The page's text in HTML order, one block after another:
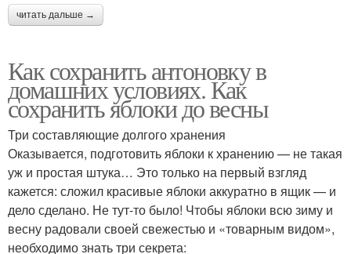
читать дальше →
Как сохранить антоновку в
домашних условиях. Как
сохранить яблоки до весны
Три составляющие долгого хранения
Оказывается, подготовить яблоки к хранению — не такая
уж и простая штука… Это только на первый взгляд
кажется: сложил красивые яблоки аккуратно в ящик — и
дело сделано. Не тут-то было! Чтобы яблоки всю зиму и
весну радовали своей свежестью и «товарным видом»,
необходимо знать три секрета: